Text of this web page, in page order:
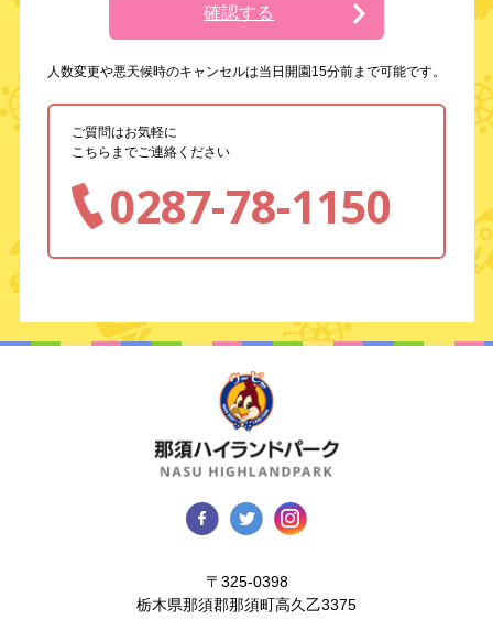
確認する
人数変更や悪天候時のキャンセルは当日開園15分前まで可能です。
ご質問はお気軽に
こちらまでご連絡ください
0287-78-1150
〒325-0398
栃木県那須郡那須町高久乙3375